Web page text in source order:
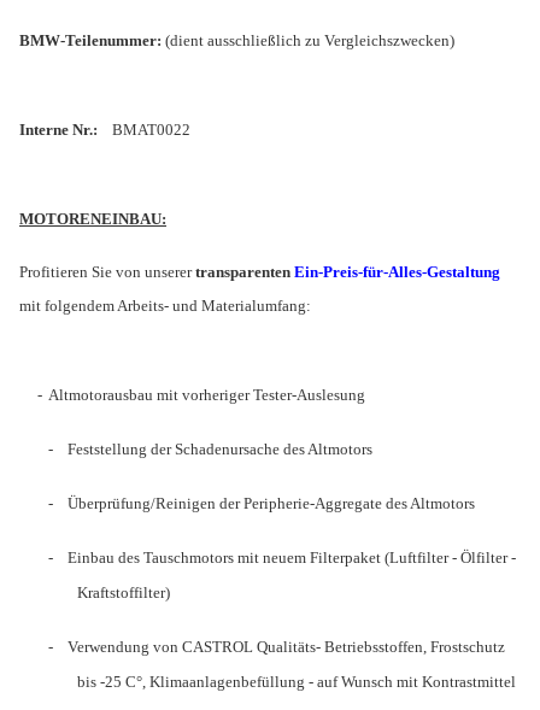
BMW-Teilenummer: (dient ausschließlich zu Vergleichszwecken)
Interne Nr.: BMAT0022
MOTORENEINBAU:
Profitieren Sie von unserertransparenten Ein-Preis-für-Alles-Gestaltung
mit folgendem Arbeits- und Materialumfang:
- Altmotorausbau mit vorheriger Tester-Auslesung
- Feststellung der Schadenursache des Altmotors
- Überprüfung/Reinigen der Peripherie-Aggregate des Altmotors
-
Einbau des Tauschmotors mit neuem Filterpaket (Luftfilter - Ölfilter -
Kraftstoffilter)
-
Verwendung von CASTROL Qualitäts- Betriebsstoffen, Frostschutz
bis -25 C°, Klimaanlagenbefüllung - auf Wunsch mit Kontrastmittel